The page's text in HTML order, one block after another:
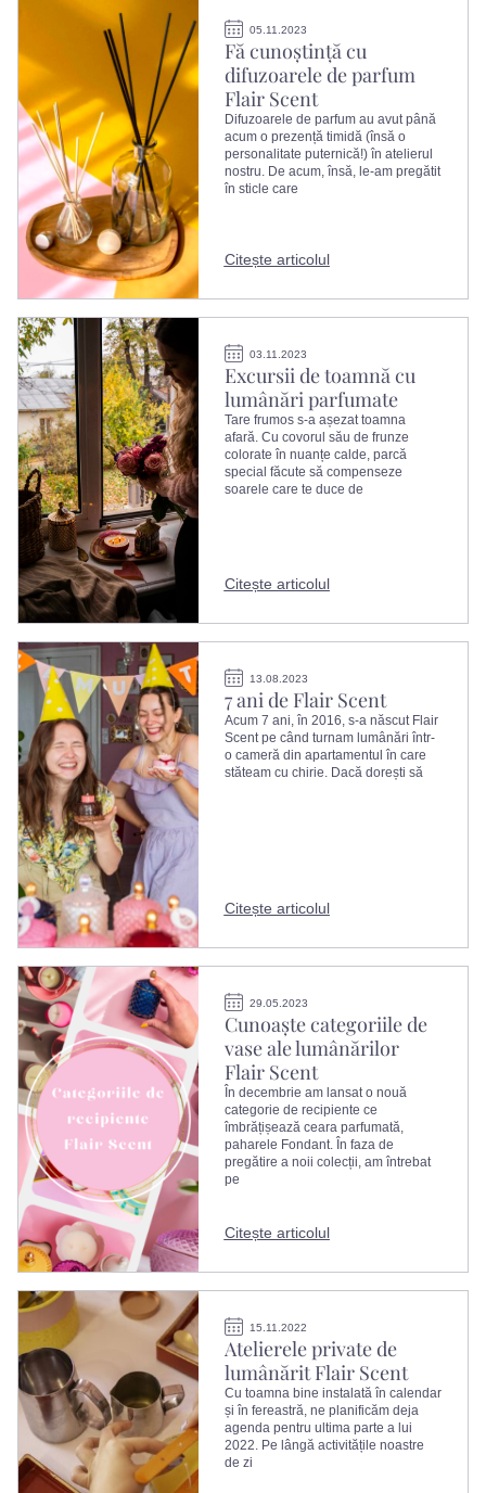
05.11.2023
Fă cunoștință cu
difuzoarele de parfum
Flair Scent
Difuzoarele de parfum au avut până
acum o prezență timidă (însă o
personalitate puternică!) în atelierul
nostru. De acum, însă, le-am pregătit
în sticle care
Citește articolul
03.11.2023
Excursii de toamnă cu
lumânări parfumate
Tare frumos s-a așezat toamna
afară. Cu covorul său de frunze
colorate în nuanțe calde, parcă
special făcute să compenseze
soarele care te duce de
Citește articolul
13.08.2023
7 ani de Flair Scent
Acum 7 ani, în 2016, s-a născut Flair
Scent pe când turnam lumânări într-
o cameră din apartamentul în care
stăteam cu chirie. Dacă dorești să
Citește articolul
29.05.2023
Cunoaște categoriile de
vase ale lumânărilor
Flair Scent
În decembrie am lansat o nouă
categorie de recipiente ce
îmbrățișează ceara parfumată,
paharele Fondant. În faza de
pregătire a noii colecții, am întrebat
pe
Citește articolul
15.11.2022
Atelierele private de
lumânărit Flair Scent
Cu toamna bine instalată în calendar
și în fereastră, ne planificăm deja
agenda pentru ultima parte a lui
2022. Pe lângă activitățile noastre
de zi